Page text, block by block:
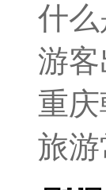
什么
游
重
旅